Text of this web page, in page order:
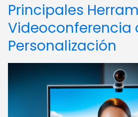
Principales
Videoconferencia
Personalización